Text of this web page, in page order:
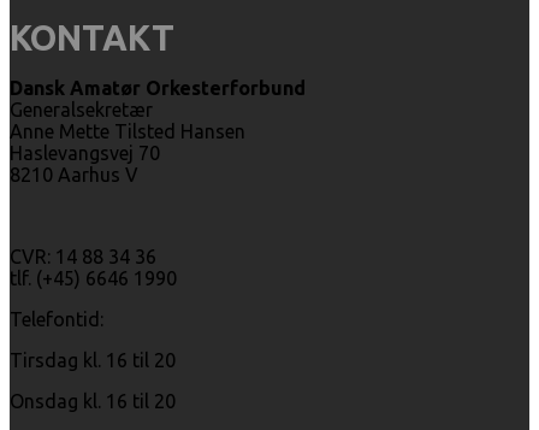
KONTAKT
Dansk Amatør Orkesterforbund
Generalsekretær
Anne Mette Tilsted Hansen
Haslevangsvej 70
8210 Aarhus V
CVR: 14 88 34 36
tlf. (+45) 6646 1990
Telefontid:
Tirsdag kl. 16 til 20
Onsdag kl. 16 til 20